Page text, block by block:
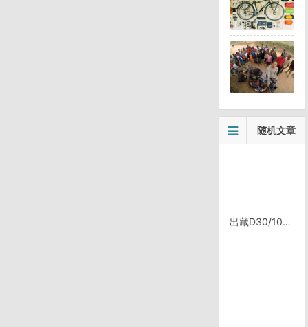
随机文章
出藏D30/10, 奔子澜——中甸（香格里拉县）